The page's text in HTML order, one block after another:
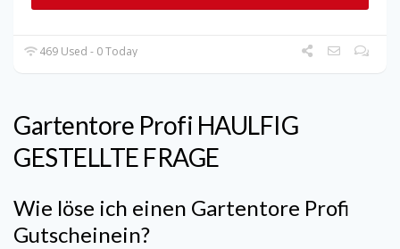
469 Used - 0 Today
Gartentore Profi HAULFIG
GESTELLTE FRAGE
Wie löse ich einen Gartentore Profi
Gutscheinein?